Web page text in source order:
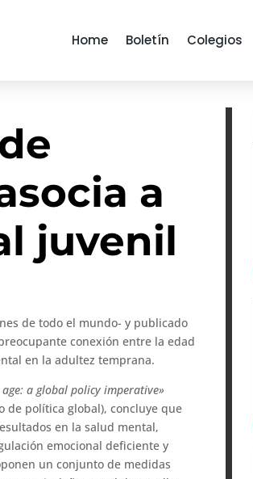
Home Boletín Colegios
a
juvenil
de todo el mundo- y publicado
conexión entre la edad
en la adultez temprana.
a global policy imperative»
de política global), concluye que
en la salud mental,
emocional deficiente y
un conjunto de medidas